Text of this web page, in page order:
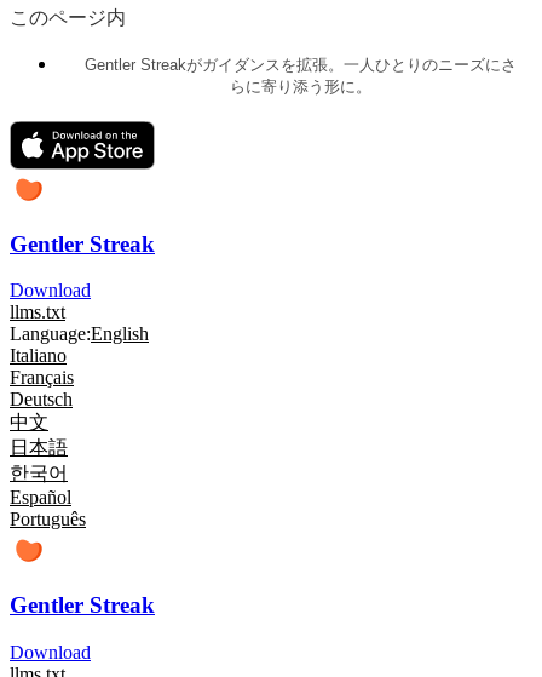
このページ内
Gentler Streakがガイダンスを拡張。一人ひとりのニーズにさ
らに寄り添う形に。
Gentler Streak
Download
llms.txt
Language:English
Italiano
Français
Deutsch
中文
日本語
한국어
Español
Português
Gentler Streak
Download